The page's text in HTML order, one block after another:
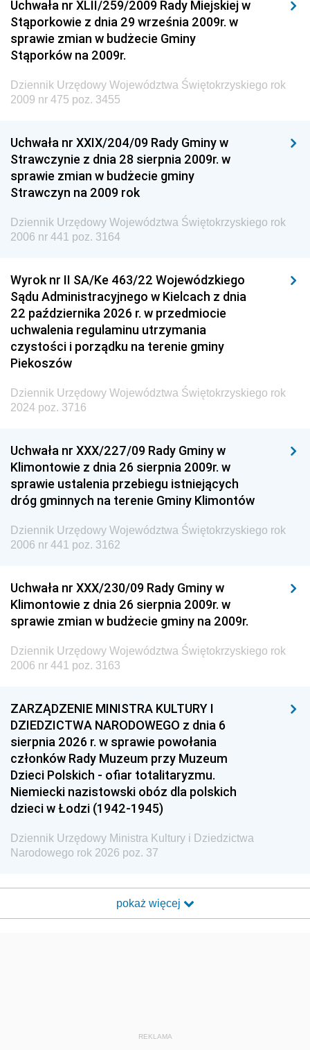
Dziennik Urzędowy Generalnej Dyrekcji Dróg
Krajowych i Autostrad
Dziennik Urzędowy Ministra Środowiska
Dziennik Urzędowy Ministra Edukacji
Dziennik Urzędowy Ministra Przemysłu
Dziennik Urzędowy Ministra Finansów i Gospodarki
Dziennik Urzędowy Ministra do Spraw Unii
Dziennik Urzędowy Agencji Wywiadu
Uchwała nr XLII/259/2009 Rady Miejskiej w
Stąporkowie z dnia 29 września 2009r. w
sprawie zmian w budżecie Gminy
Stąporków na 2009r.
Dziennik Urzędowy Województwa Świętokrzyskiego rok
2009 nr 475 poz. 3455
Uchwała nr XXIX/204/09 Rady Gminy w
Strawczynie z dnia 28 sierpnia 2009r. w
sprawie zmian w budżecie gminy
Strawczyn na 2009 rok
Dziennik Urzędowy Województwa Świętokrzyskiego rok
2006 nr 441 poz. 3164
Wyrok nr II SA/Ke 463/22 Wojewódzkiego
Sądu Administracyjnego w Kielcach z dnia
22 października 2026 r. w przedmiocie
uchwalenia regulaminu utrzymania
czystości i porządku na terenie gminy
Piekoszów
Dziennik Urzędowy Województwa Świętokrzyskiego rok
2024 poz. 3716
Uchwała nr XXX/227/09 Rady Gminy w
Klimontowie z dnia 26 sierpnia 2009r. w
sprawie ustalenia przebiegu istniejących
dróg gminnych na terenie Gminy Klimontów
Dziennik Urzędowy Województwa Świętokrzyskiego rok
2006 nr 441 poz. 3162
Uchwała nr XXX/230/09 Rady Gminy w
Klimontowie z dnia 26 sierpnia 2009r. w
sprawie zmian w budżecie gminy na 2009r.
Dziennik Urzędowy Województwa Świętokrzyskiego rok
2006 nr 441 poz. 3163
ZARZĄDZENIE MINISTRA KULTURY I
DZIEDZICTWA NARODOWEGO z dnia 6
sierpnia 2026 r. w sprawie powołania
członków Rady Muzeum przy Muzeum
Dzieci Polskich - ofiar totalitaryzmu.
Niemiecki nazistowski obóz dla polskich
dzieci w Łodzi (1942-1945)
Dziennik Urzędowy Ministra Kultury i Dziedzictwa
Narodowego rok 2026 poz. 37
pokaż więcej
REKLAMA